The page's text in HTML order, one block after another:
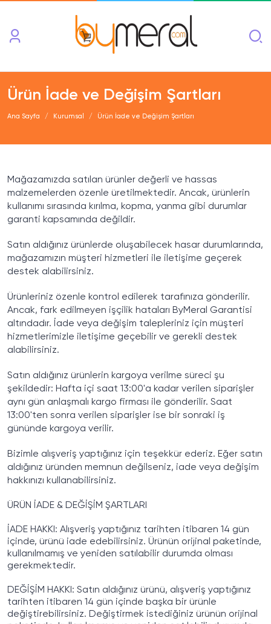
Ürün İade ve Değişim Şartları
Ana Sayfa Kurumsal Ürün İade ve Değişim Şartları
Mağazamızda satılan ürünler değerli ve hassas
malzemelerden özenle üretilmektedir. Ancak, ürünlerin
kullanımı sırasında kırılma, kopma, yanma gibi durumlar
garanti kapsamında değildir.
Satın aldığınız ürünlerde oluşabilecek hasar durumlarında,
mağazamızın müşteri hizmetleri ile iletişime geçerek
destek alabilirsiniz.
Ürünleriniz özenle kontrol edilerek tarafınıza gönderilir.
Ancak, fark edilmeyen işçilik hataları ByMeral Garantisi
altındadır. İade veya değişim talepleriniz için müşteri
hizmetlerimizle iletişime geçebilir ve gerekli destek
alabilirsiniz.
Satın aldığınız ürünlerin kargoya verilme süreci şu
şekildedir: Hafta içi saat 13:00'a kadar verilen siparişler
aynı gün anlaşmalı kargo firması ile gönderilir. Saat
13:00'ten sonra verilen siparişler ise bir sonraki iş
gününde kargoya verilir.
Bizimle alışveriş yaptığınız için teşekkür ederiz. Eğer satın
aldığınız üründen memnun değilseniz, iade veya değişim
hakkınızı kullanabilirsiniz.
ÜRÜN İADE & DEĞİŞİM ŞARTLARI
İADE HAKKI: Alışveriş yaptığınız tarihten itibaren 14 gün
içinde, ürünü iade edebilirsiniz. Ürünün orijinal paketinde,
kullanılmamış ve yeniden satılabilir durumda olması
gerekmektedir.
DEĞİŞİM HAKKI: Satın aldığınız ürünü, alışveriş yaptığınız
tarihten itibaren 14 gün içinde başka bir ürünle
değiştirebilirsiniz. Değiştirmek istediğiniz ürünün orijinal